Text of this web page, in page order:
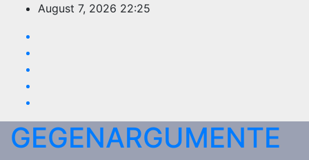
springen
August 7, 2026 22:25
GEGENARGUMENTE